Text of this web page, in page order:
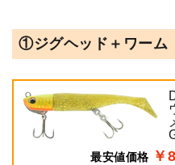
①ジグヘッド＋ワーム
最安値価格 ￥